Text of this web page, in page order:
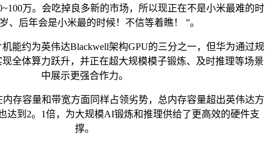
万。会吃掉良多新的市场，所以现正在不是小米最难的时
、后年会是小米最的时候！不信等着瞧！ ”。
约为英伟达Blackwell架构GPU的三分之一，但华为通过规
全体算力跃升，并正在超大规模模子锻炼、及时推理等场景
中展示更强合作力。
容量和带宽方面同样占领劣势，总内存容量超出英伟达方
达到2。1倍，为大规模AI锻炼和推理供给了更高效的硬件支
撑。